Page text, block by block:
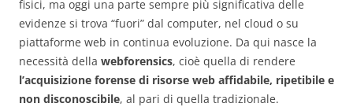
fisici, ma oggi una parte sempre più significativa delle
evidenze si trova “fuori” dal computer, nel cloud o su
piattaforme web in continua evoluzione. Da qui nasce la
necessità della webforensics, cioè quella di rendere
l’acquisizione forense di risorse web affidabile, ripetibile e
non disconoscibile, al pari di quella tradizionale.